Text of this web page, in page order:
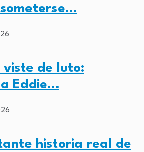
viste de luto:
Eddie…
historia real de